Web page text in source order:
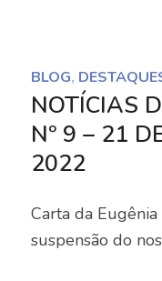
/home/
content/themes/
template-builder/
789
Notice: Trying to
null in
BLOG,
NOTÍCIAS
Nº 9 – 21
2022
Carta da
suspensão do